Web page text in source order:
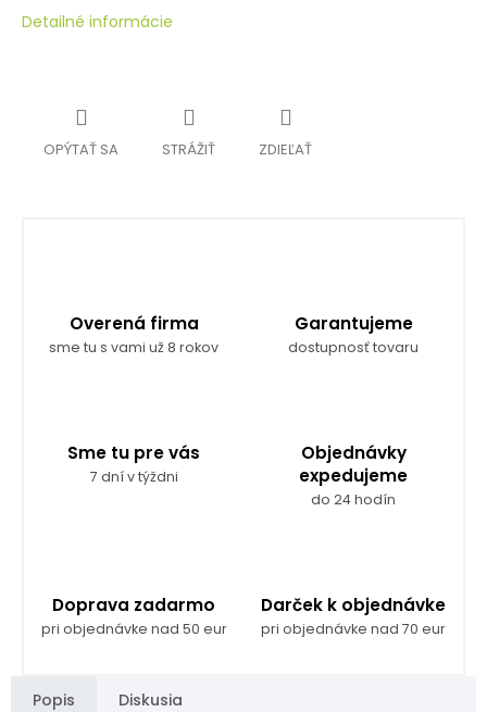
Detailné informácie
OPÝTAŤ SA STRÁŽIŤ ZDIEĽAŤ
Overená firma
sme tu s vami už 8 rokov
Garantujeme
dostupnosť tovaru
Sme tu pre vás
7 dní v týždni
Objednávky
expedujeme
do 24 hodín
Doprava zadarmo
pri objednávke nad 50 eur
Darček k objednávke
pri objednávke nad 70 eur
Popis Diskusia